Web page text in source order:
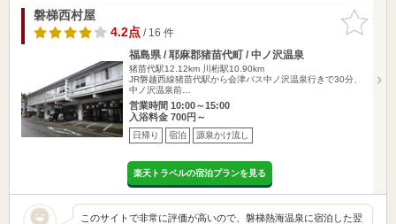
お気に入
りに追加
磐梯西村屋
4.2点/ 16 件
福島県 / 耶麻郡猪苗代町 / 中ノ沢温泉
猪苗代駅12.12km
川桁駅10.90km
JR磐越西線猪苗代駅から会津バス中ノ沢温泉行きで30分、
中ノ沢温泉前…
営業時間 10:00～15:00
入浴料金 700円～
日帰り 宿泊 源泉かけ流し
楽天トラベルの宿泊プランを見る
このサイトで非常に評価が高いので、磐梯熱海温泉に宿泊した翌